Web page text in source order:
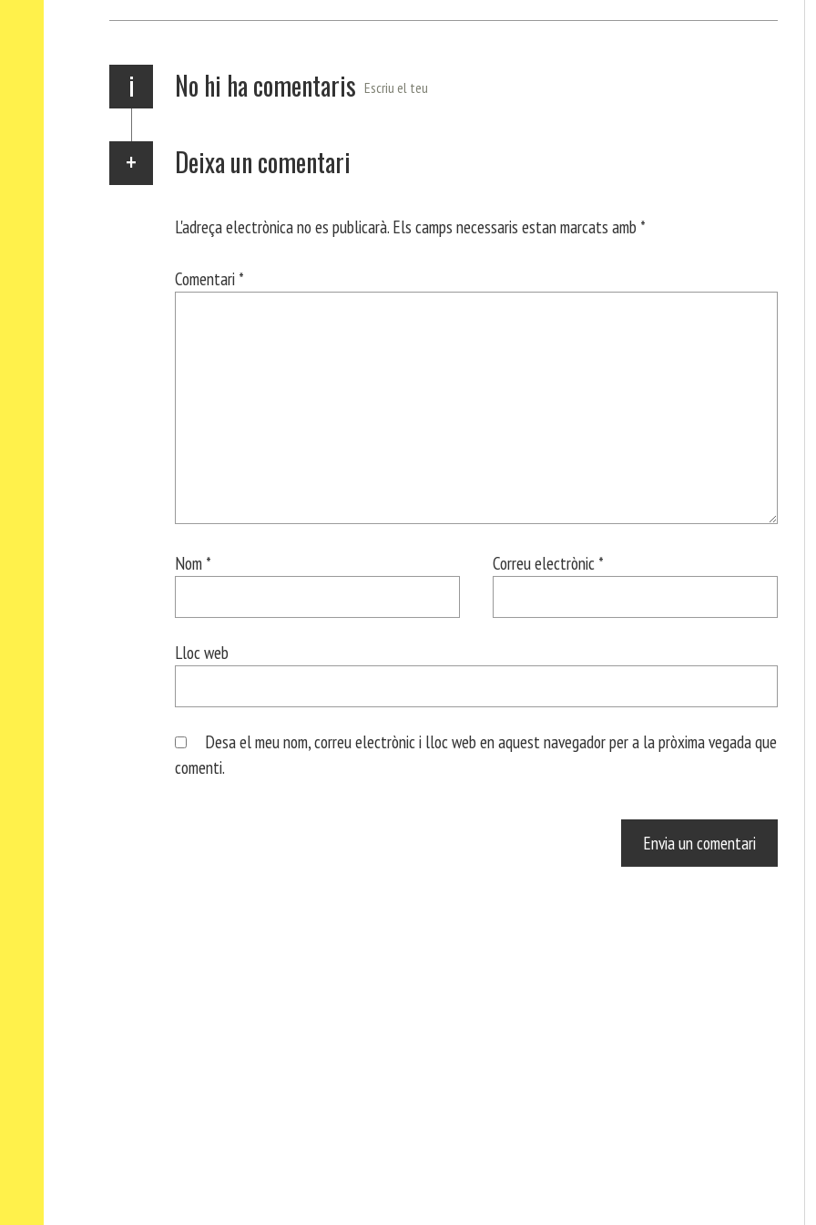
p m ei
i No hi ha comentaris Escriu el teu
Deixa un comentari
L'adreça electrònica no es publicarà. Els camps necessaris estan marcats amb *
Comentari *
Nom * Correu electrònic *
Lloc web
Desa el meu nom, correu electrònic i lloc web en aquest navegador per a la pròxima vegada que
comenti.